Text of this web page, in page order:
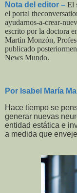
Nota del editor – El
el portal
ayudarnos-a-crear-
escrito por la doctora
Martín Monzón,
publicado
News Mundo.
Por Isabel María
Hace tiempo se
generar nuevas
entidad estática e
a medida que